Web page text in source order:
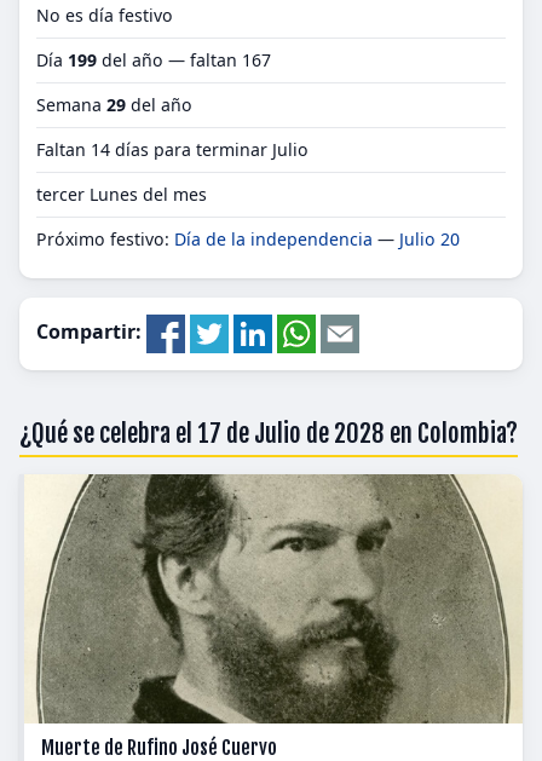
No es día festivo
Día 199 del año — faltan 167
Semana 29 del año
Faltan 14 días para terminar Julio
tercer Lunes del mes
Próximo festivo: Día de la independencia — Julio 20
Compartir:
¿Qué se celebra el 17 de Julio de 2028 en Colombia?
Muerte de Rufino José Cuervo